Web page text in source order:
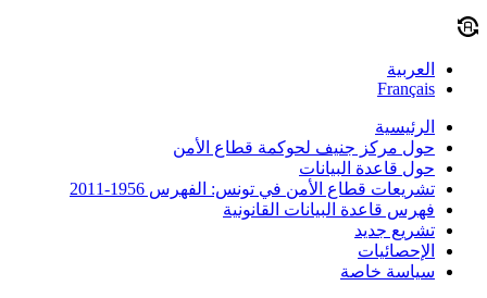
العربية
Français
الرئيسية
حول مركز جنيف لحوكمة قطاع الأمن
حول قاعدة البيانات
تشريعات قطاع الأمن في تونس: الفهرس 1956-2011
فهرس قاعدة البيانات القانونية
تشريع جديد
الإحصائيات
سياسة خاصة